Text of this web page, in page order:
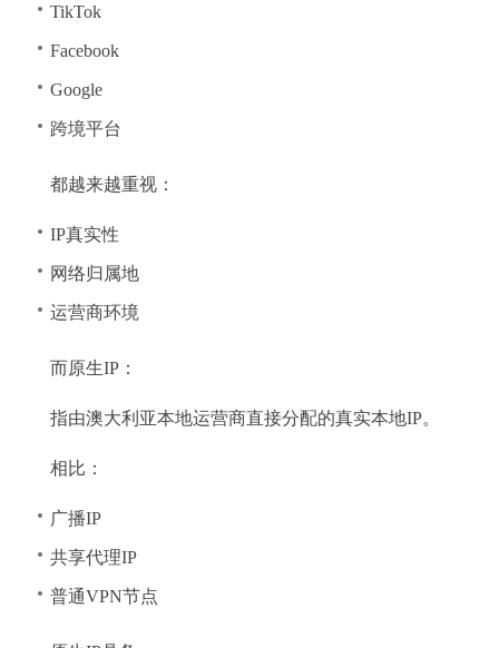
TikTok
Facebook
Google
跨境平台
都越来越重视：
IP真实性
网络归属地
运营商环境
而原生IP：
指由澳大利亚本地运营商直接分配的真实本地IP。
相比：
广播IP
共享代理IP
普通VPN节点